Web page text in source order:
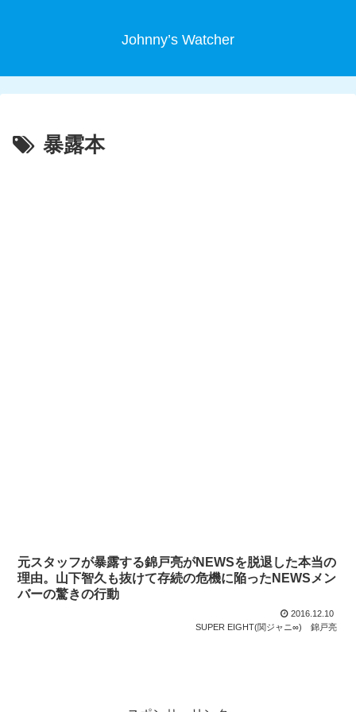
Johnny’s Watcher
暴露本
元スタッフが暴露する錦戸亮がNEWSを脱退した本当の
理由。山下智久も抜けて存続の危機に陥ったNEWSメン
バーの驚きの行動
2016.12.10
SUPER EIGHT(関ジャニ∞)
錦戸亮